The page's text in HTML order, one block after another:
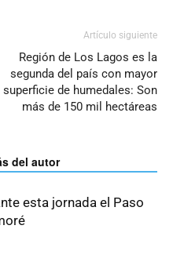
Artículo siguiente
Región de Los Lagos es la
segunda del país con mayor
superficie de humedales: Son
más de 150 mil hectáreas
del autor
esta jornada el Paso